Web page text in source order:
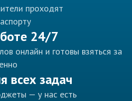
проходят
24/7
онлайн и готовы взяться за
всех задач
— у нас есть